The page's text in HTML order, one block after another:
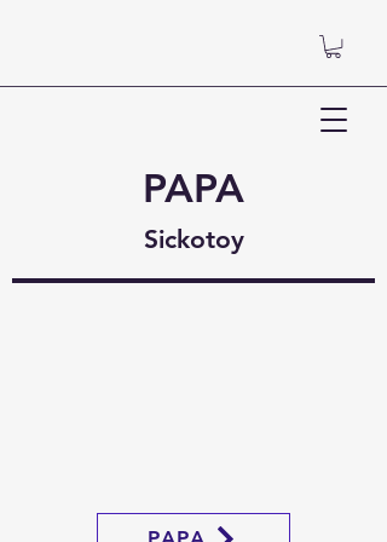
PAPA
Sickotoy